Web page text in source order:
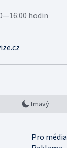
hodin
Tmavý
Pro média